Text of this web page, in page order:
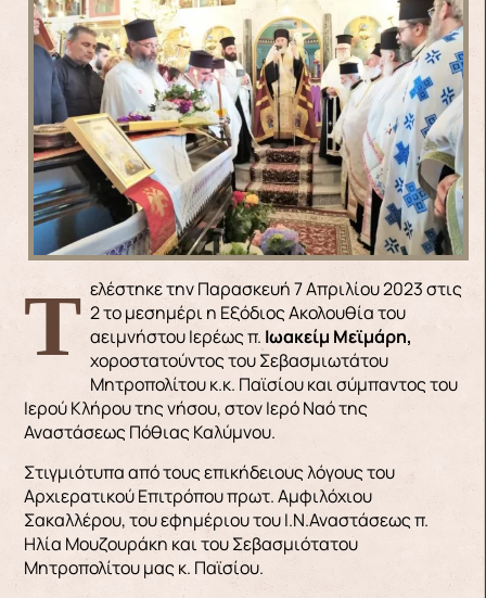
Τελέστηκε την Παρασκευή 7 Απριλίου 2023 στις 2 το μεσημέρι η Εξόδιος Ακολουθία του
αειμνήστου Ιερέως π. Ιωακείμ Μεϊμάρη,
χοροστατούντος του Σεβασμιωτάτου
Μητροπολίτου κ.κ. Παϊσίου και σύμπαντος του
Ιερού Κλήρου της νήσου, στον Ιερό Ναό της
Αναστάσεως Πόθιας Καλύμνου.
Στιγμιότυπα από τους επικήδειους λόγους του
Αρχιερατικού Επιτρόπου πρωτ. Αμφιλόχιου
Σακαλλέρου, του εφημέριου του Ι.Ν.Αναστάσεως π.
Ηλία Μουζουράκη και του Σεβασμιότατου
Μητροπολίτου μας κ. Παϊσίου.